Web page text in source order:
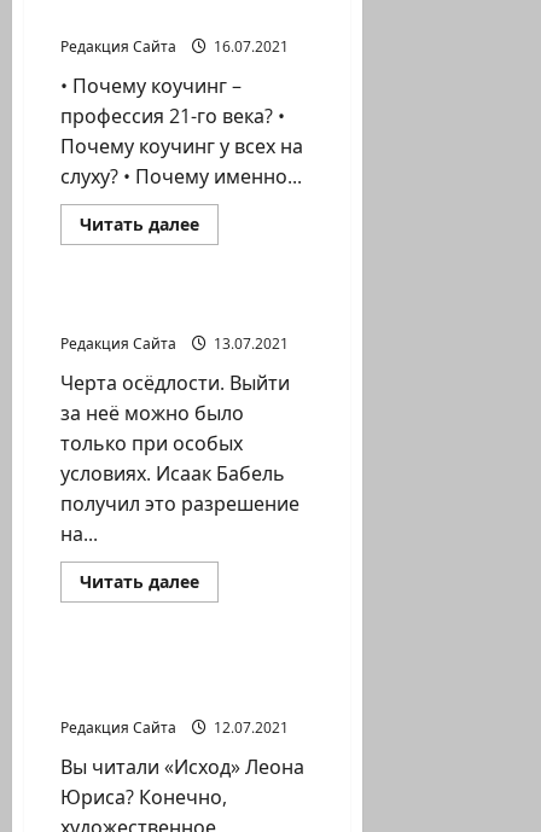
никогда
отдыхает
Редакция Сайта 16.07.2021
• Почему коучинг –
профессия 21-го века? •
Почему коучинг у всех на
слуху? • Почему именно...
Читать далееПрочитать
больше
Литературная гостиная
Редакция Сайта 13.07.2021
Черта осёдлости. Выйти
за неё можно было
только при особых
условиях. Исаак Бабель
получил это разрешение
на...
Читать далееПрочитать
больше
Литературная гостиная
Редакция Сайта 12.07.2021
Вы читали «Исход» Леона
Юриса? Конечно,